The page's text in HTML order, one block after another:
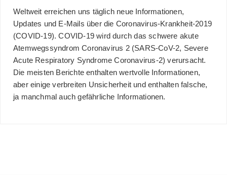
Weltweit erreichen uns täglich neue Informationen,
Updates und E-Mails über die Coronavirus-Krankheit-2019
(COVID-19). COVID-19 wird durchdas schwere akute
Atemwegssyndrom Coronavirus 2(SARS-CoV-2, Severe
Acute Respiratory Syndrome Coronavirus-2) verursacht.
Die meisten Berichte enthalten wertvolle Informationen,
aber einige verbreiten Unsicherheit und enthalten falsche,
ja manchmal auch gefährliche Informationen.